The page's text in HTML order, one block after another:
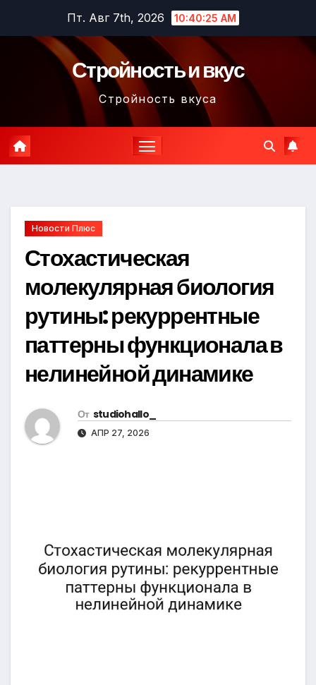
содержимому
Пт. Авг 7th, 2026 10:40:26 AM
Стройность и вкус
Стройность вкуса
Новости Плюс
Стохастическая
молекулярная биология
рутины: рекуррентные
паттерны функционала в
нелинейной динамике
От studiohallo_
АПР 27, 2026